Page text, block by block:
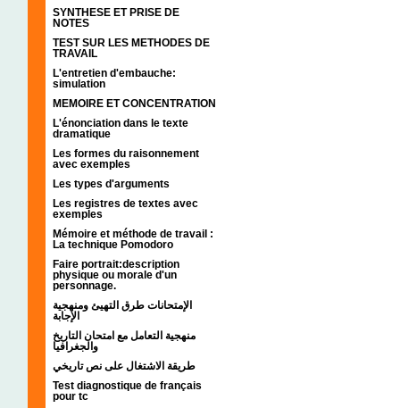
SYNTHESE ET PRISE DE
NOTES
TEST SUR LES METHODES DE
TRAVAIL
L'entretien d'embauche:
simulation
MEMOIRE ET CONCENTRATION
L'énonciation dans le texte
dramatique
Les formes du raisonnement
avec exemples
Les types d'arguments
Les registres de textes avec
exemples
Mémoire et méthode de travail :
La technique Pomodoro
Faire portrait:description
physique ou morale d'un
personnage.
الإمتحانات طرق التهيئ ومنهجية
الإجابة
منهجية التعامل مع امتحان التاريخ
والجغرافيا
طريقة الاشتغال على نص تاريخي
Test diagnostique de français
pour tc